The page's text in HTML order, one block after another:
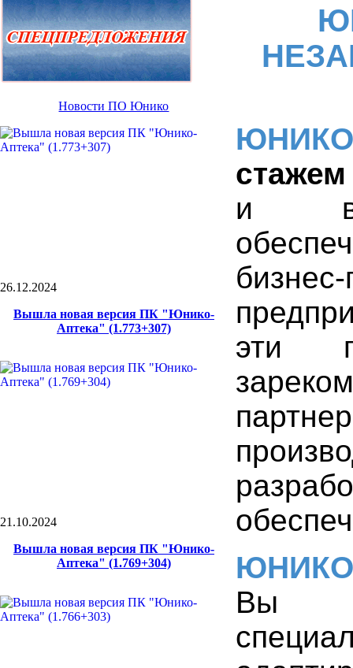
Новости ПО Юнико
26.12.2024
Вышла новая версия ПК "Юнико-
Аптека" (1.773+307)
21.10.2024
Вышла новая версия ПК "Юнико-
Аптека" (1.769+304)
ЮНИКО
стажем
и
эти
ЮНИКО
Вы